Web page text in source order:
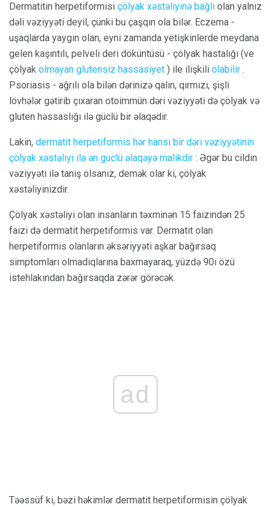
Dermatitin herpetiformisi çölyak xəstəliyinə bağlı olan yalnız
dəli vəziyyəti deyil, çünki bu çaşqın ola bilər. Eczema -
uşaqlarda yaygın olan, eyni zamanda yetişkinlerde meydana
gelen kaşıntılı, pelveli deri döküntüsü - çölyak hastalığı (ve
çölyak olmayan glutensiz hassasiyet ) ile ilişkili olabilir .
Psoriasis - ağrılı ola bilən dərinizə qalın, qırmızı, şişli
lövhələr gətirib çıxaran otoimmün dəri vəziyyəti də çölyak və
gluten həssaslığı ilə güclü bir əlaqədir.
Lakin, dermatit herpetiformis hər hansı bir dəri vəziyyətinin
çölyak xəstəliyi ilə ən güclü əlaqəyə malikdir : Əgər bu cildin
vəziyyəti ilə tanış olsanız, demək olar ki, çölyak
xəstəliyinizdir.
Çölyak xəstəliyi olan insanların təxminən 15 faizindən 25
faizi də dermatit herpetiformis var. Dermatit olan
herpetiformis olanların əksəriyyəti aşkar bağırsaq
simptomları olmadıqlarına baxmayaraq, yüzdə 90ı özü
istehlakından bağırsaqda zərər görəcək.
ad
Təəssüf ki, bəzi həkimlər dermatit herpetiformisin çölyak